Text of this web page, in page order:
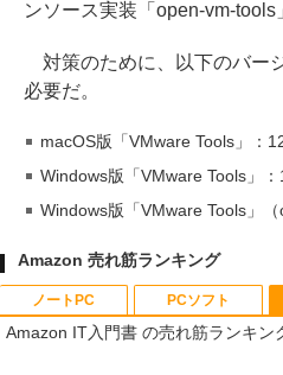
ンソース実装「open-vm-tools
対策のために、以下のバー
必要だ。
macOS版「VMware Tools」：
Windows版「VMware Tools」
Windows版「VMware Tools」
Amazon 売れ筋ランキング
ノートPC PCソフト
Amazon IT入門書 の売れ筋ランキン